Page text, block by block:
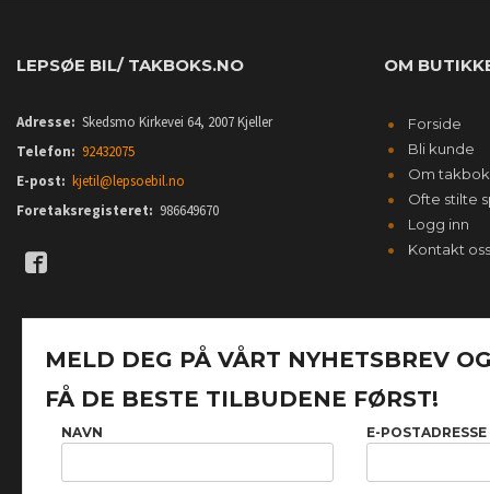
LEPSØE BIL/ TAKBOKS.NO
Adresse: Skedsmo Kirkevei 64, 2007 Kjeller
Telefon: 92432075
E-post: kjetil@lepsoebil.no
Foretaksregisteret: 986649670
OM
Forside
Bli kunde
Om
Ofte stilte
Logg inn
Kontakt oss
MELD DEG PÅ VÅRT NYHETSBREV
FÅ DE BESTE TILBUDENE FØRST!
NAVN E-POSTADRESSE